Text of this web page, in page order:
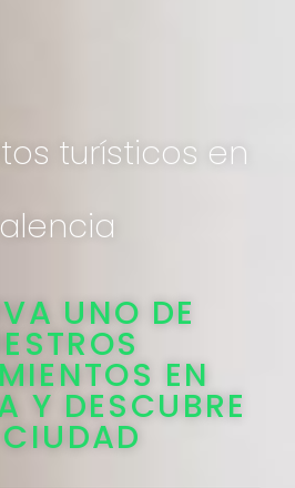
turísticos en
UNO DE
EN
Y DESCUBRE